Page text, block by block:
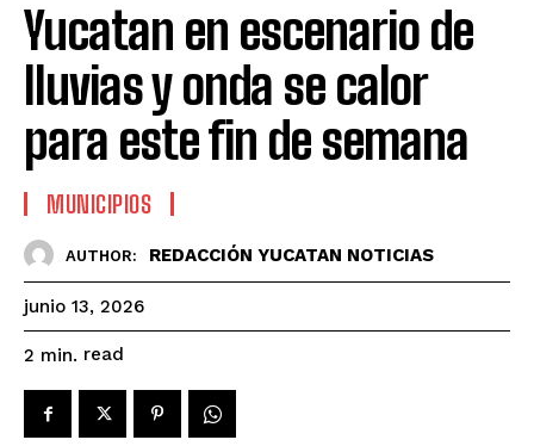
Yucatan en escenario de
lluvias y onda se calor
para este fin de semana
MUNICIPIOS
AUTHOR: REDACCIÓN YUCATAN NOTICIAS
junio 13, 2026
2 min. read